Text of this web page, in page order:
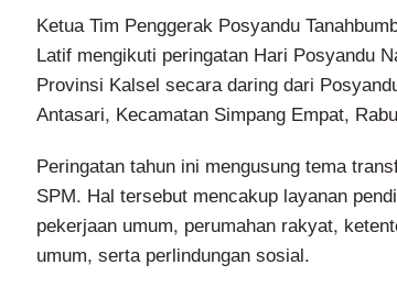
Ketua Tim Penggerak Posyandu
Latif mengikuti peringatan Hari Posyandu
Provinsi Kalsel secara daring dari
Antasari, Kecamatan Simpang Empat,
Peringatan tahun ini mengusung tema
SPM. Hal tersebut mencakup layanan
pekerjaan umum, perumahan rakyat,
umum, serta perlindungan sosial.